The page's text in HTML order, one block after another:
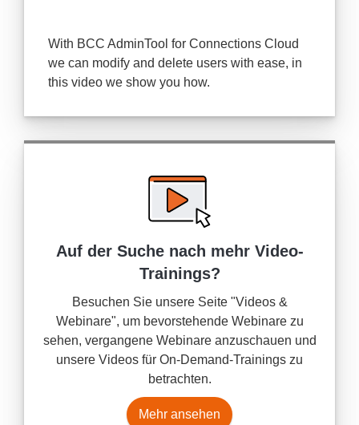
With BCC AdminTool for Connections Cloud
we can modify and delete users with ease, in
this video we show you how.
Auf der Suche nach mehr Video-
Trainings?
Besuchen Sie unsere Seite "Videos &
Webinare", um bevorstehende Webinare zu
sehen, vergangene Webinare anzuschauen und
unsere Videos für On-Demand-Trainings zu
betrachten.
Mehr ansehen